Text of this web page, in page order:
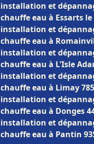
installation et
chauffe eau à Essarts le
installation et
chauffe eau à
installation et
chauffe eau à L'Isle
installation et
chauffe eau à Limay
installation et
chauffe eau à Donges
installation et
chauffe eau à Pantin